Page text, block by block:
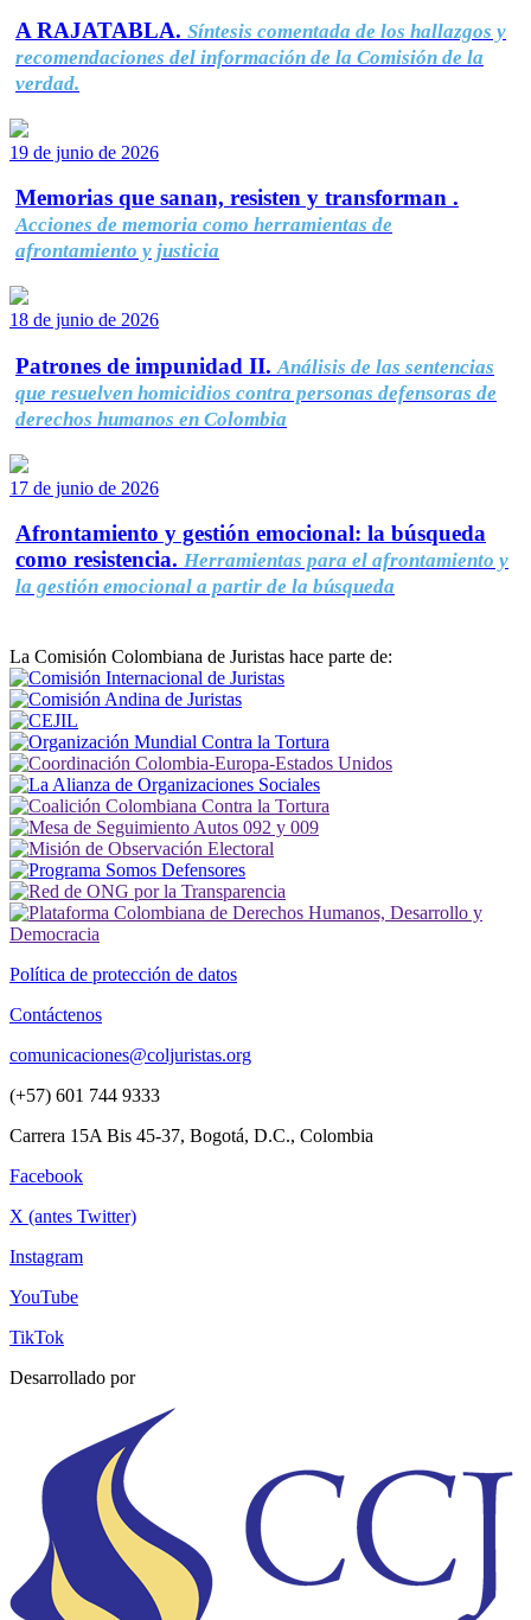
A RAJATABLA. Síntesis comentada de los hallazgos y
recomendaciones del información de la Comisión de la
verdad.
19 de junio de 2026
Memorias que sanan, resisten y transforman .
Acciones de memoria como herramientas de
afrontamiento y justicia
18 de junio de 2026
Patrones de impunidad II. Análisis de las sentencias
que resuelven homicidios contra personas defensoras de
derechos humanos en Colombia
17 de junio de 2026
Afrontamiento y gestión emocional: la búsqueda
como resistencia. Herramientas para el afrontamiento y
la gestión emocional a partir de la búsqueda
La Comisión Colombiana de Juristas hace parte de:
Política de protección de datos
Contáctenos
comunicaciones@coljuristas.org
(+57) 601 744 9333
Carrera 15A Bis 45-37, Bogotá, D.C., Colombia
Facebook
X (antes Twitter)
Instagram
YouTube
TikTok
Desarrollado por